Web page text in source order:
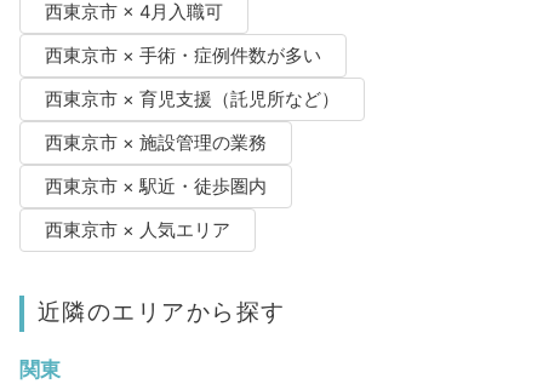
西東京市 × 4月入職可
西東京市 × 手術・症例件数が多い
西東京市 × 育児支援（託児所など）
西東京市 × 施設管理の業務
西東京市 × 駅近・徒歩圏内
西東京市 × 人気エリア
近隣のエリアから探す
関東